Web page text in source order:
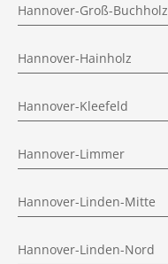
Hannover-Groß-Buchholz
Hannover-Hainholz
Hannover-Kleefeld
Hannover-Limmer
Hannover-Linden-Mitte
Hannover-Linden-Nord